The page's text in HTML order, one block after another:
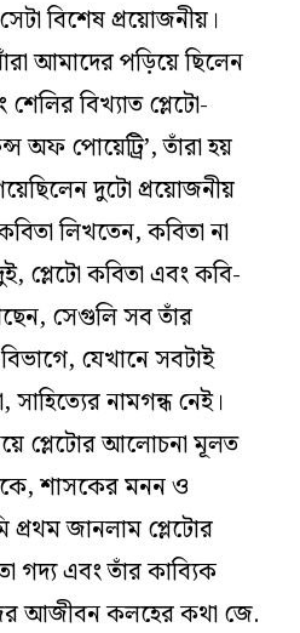
বিশেষ প্রয়োজনীয়।
আমাদের পড়িয়ে ছিলেন
শেলির বিখ্যাত প্লেটো-
অফ পোয়েট্রি’, তাঁরা হয়
দুটো প্রয়োজনীয়
লিখতেন, কবিতা না
প্লেটো কবিতা এবং কবি-
সেগুলি সব তাঁর
যেখানে সবটাই
নামগন্ধ নেই।
প্লেটোর আলোচনা মূলত
শাসকের মনন ও
জানলাম প্লেটোর
গদ্য এবং তাঁর কাব্যিক
আজীবন কলহের কথা জে.